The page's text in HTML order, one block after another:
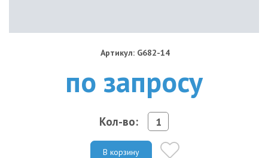
Артикул: G682-14
по запросу
Кол-во:
В корзину